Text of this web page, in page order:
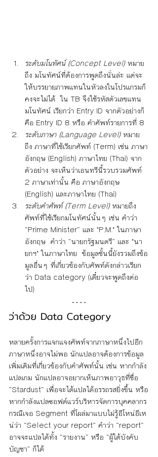
ระดับมโนทัศน์ (Concept Level) หมาย
ถึง มโนทัศน์ที่ต้องการพูดถึงนั่นล่ะ แต่จะ
ให้บรรยายภาพแทนในหัวลงในโปรแกรมก็
คงจะไม่ได้  ใน TB จึงใช้รหัสตัวเลขแทน
มโนทัศน์ เรียกว่า Entry ID จากตัวอย่างก็
คือ Entry ID 8 หรือ คำศัพท์รายการที่ 8
ระดับภาษา (Language Level) หมาย
ถึง ภาษาที่ใช้เรียกศัพท์ (Term) เช่น ภาษา
อังกฤษ (English) ภาษาไทย (Thai) จาก
ตัวอย่าง จะเห็นว่าเอนทรีนี้รวบรวมศัพท์
2 ภาษาเท่านั้น คือ ภาษาอังกฤษ
(English) และภาษาไทย (Thai)
ระดับคำศัพท์ (Term Level) หมายถึง
ศัพท์ที่ใช้เรียกมโนทัศน์นั้นๆ เช่น คำว่า
“Prime Minister” และ "P.M." ในภาษา
อังกฤษ  คำว่า “นายกรัฐมนตรี” และ "นา
ยกฯ" ในภาษาไทย  ข้อมูลชั้นนี้ยังรวมถึงข้อ
มูลอื่นๆ ที่เกี่ยวข้องกับศัพท์ดังกล่าวเรียก
ว่า Data category (เดี๋ยวจะพูดถึงต่อ
ไป)
ว่าด้วย Data Category
หลายครั้งการแจกแจงศัพท์จากภาษาหนึ่งไปอีก
ภาษาหนึ่งอาจไม่พอ นักแปลอาจต้องการข้อมูล
เพิ่มเติมที่เกี่ยวข้องกับคำศัพท์นั้น เช่น หากกำลัง
แปลเกม นักแปลอาจอยากเห็นภาพอาวุธที่ชื่อ
“Stardust” เพื่อจะได้แปลได้อรรถรสยิ่งขึ้น หรือ
หากกำลังแปลซอฟต์แวร์บริหารจัดการบุคคลากร
กรณีเจอ Segment ที่โผล่มาแบบไม่รู้อีโหน่อีเห
น่ว่า “Select your report” คำว่า “report”
อาจจะแปลได้ทั้ง “รายงาน” หรือ “ผู้ใต้บังคับ
บัญชา” ก็ได้